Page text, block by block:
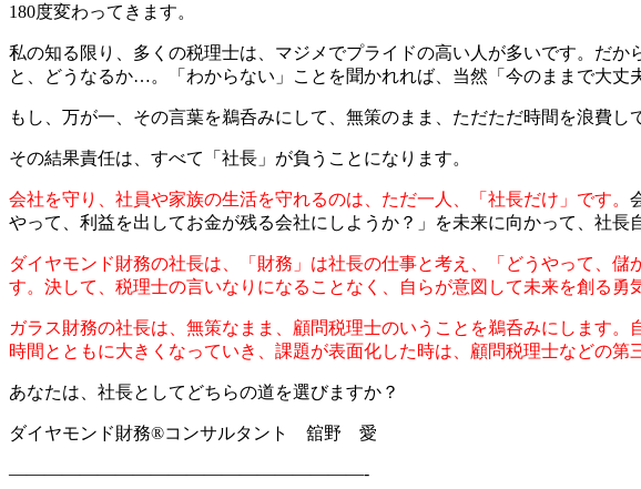
180度変わってきます。
私の知る限り、多くの税理士は、マジメでプライドの高い人が多いです。だ
と、どうなるか…。「わからない」ことを聞かれれば、当然「今のままで大丈
もし、万が一、その言葉を鵜呑みにして、無策のまま、ただただ時間を浪費し
その結果責任は、すべて「社長」が負うことになります。
会社を守り、社員や家族の生活を守れるのは、ただ一人、「社長だけ」です。
やって、利益を出してお金が残る会社にしようか？」を未来に向かって、社
ダイヤモンド財務の社長は、「財務」は社長の仕事と考え、「どうやって、
す。決して、税理士の言いなりになることなく、自らが意図して未来を創る勇
ガラス財務の社長は、無策なまま、顧問税理士のいうことを鵜呑みにします
時間とともに大きくなっていき、課題が表面化した時は、顧問税理士などの第
あなたは、社長としてどちらの道を選びますか？
ダイヤモンド財務®コンサルタント 舘野 愛
————————————————————-